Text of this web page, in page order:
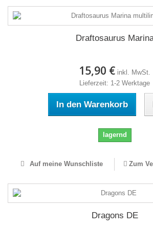
Draftosaurus
15,90 € inkl. MwSt.
Lieferzeit: 1-2 Werktage
In den Warenkorb
lagernd
Auf meine Wunschliste Zum
Dragons DE